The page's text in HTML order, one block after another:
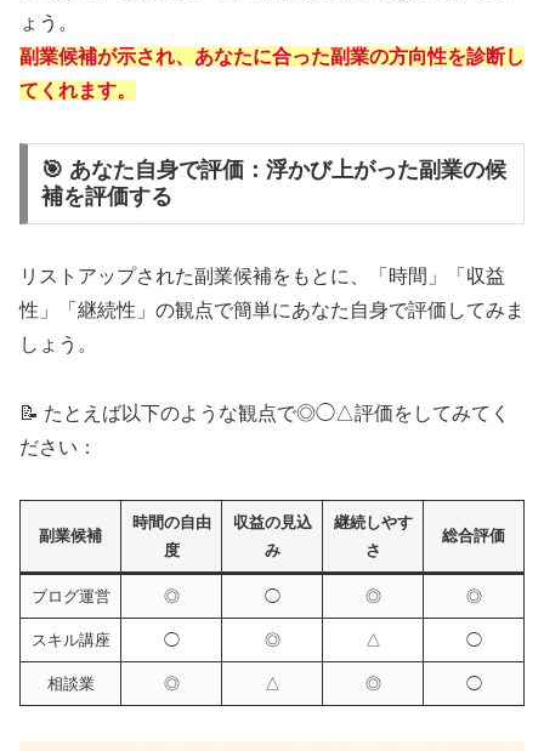
ょう。
副業候補が示され、あなたに合った副業の方向性を診断し
てくれます。
🎯 あなた自身で評価：浮かび上がった副業の候
補を評価する
リストアップされた副業候補をもとに、「時間」「収益
性」「継続性」の観点で簡単にあなた自身で評価してみま
しょう。
📝 たとえば以下のような観点で◎◯△評価をしてみてく
ださい：
副業候補
時間の自由
度
収益の見込
み
継続しやす
さ
総合評価
ブログ運営 ◎ ◯ ◎ ◎
スキル講座 ◯ ◎ △ ◯
相談業 ◎ △ ◎ ◯